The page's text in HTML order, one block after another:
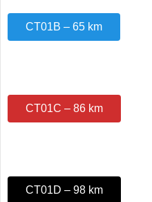
CT01B – 65 km
CT01C – 86 km
CT01D – 98 km